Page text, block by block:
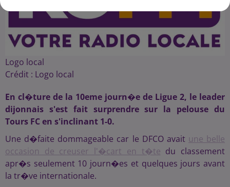
Logo local
Crédit : Logo local
En cl�ture de la 10eme journ�e de Ligue 2, le leader
dijonnais s'est fait surprendre sur la pelouse du
Tours FC en s'inclinant 1-0.
Une d�faite dommageable car le DFCO avait une belle
occasion de creuser l'�cart en t�te du classement
apr�s seulement 10 journ�es et quelques jours avant
la tr�ve internationale.